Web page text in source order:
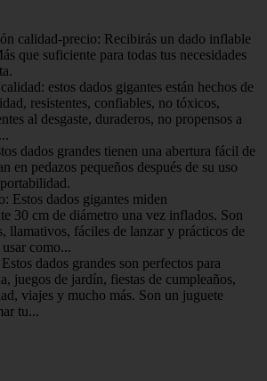
calidad-precio: Recibirás un dado inflable
que suficiente para todas tus necesidades
estos dados gigantes están hechos de
resistentes, confiables, no tóxicos,
al desgaste, duraderos, no propensos a
dados grandes tienen una abertura fácil de
en pedazos pequeños después de su uso
Estos dados gigantes miden
30 cm de diámetro una vez inflados. Son
llamativos, fáciles de lanzar y prácticos de
usar como...
dados grandes son perfectos para
juegos de jardín, fiestas de cumpleaños,
viajes y mucho más. Son un juguete
tu...